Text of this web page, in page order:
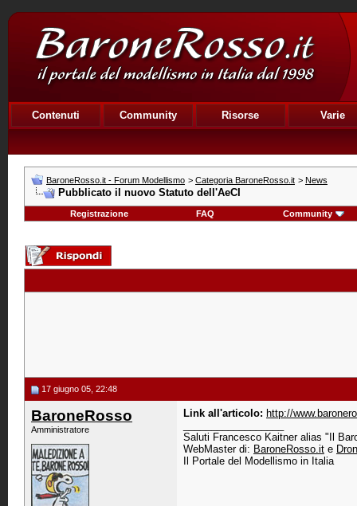
Contenuti Community Risorse Varie
BaroneRosso.it - Forum Modellismo > Categoria BaroneRosso.it > News
Pubblicato il nuovo Statuto dell'AeCI
Registrazione FAQ Community
17 giugno 05, 22:48
BaroneRosso
Amministratore
Link all'articolo: http://
Saluti Francesco Kaitner alias "Il
WebMaster di: BaroneRosso.it e
Il Portale del Modellismo in Italia